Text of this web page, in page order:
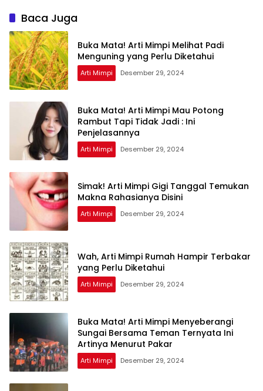
Baca Juga
Buka Mata! Arti Mimpi Melihat Padi
Menguning yang Perlu Diketahui
Arti Mimpi Desember 29, 2024
Buka Mata! Arti Mimpi Mau Potong
Rambut Tapi Tidak Jadi : Ini
Penjelasannya
Arti Mimpi Desember 29, 2024
Simak! Arti Mimpi Gigi Tanggal Temukan
Makna Rahasianya Disini
Arti Mimpi Desember 29, 2024
Wah, Arti Mimpi Rumah Hampir Terbakar
yang Perlu Diketahui
Arti Mimpi Desember 29, 2024
Buka Mata! Arti Mimpi Menyeberangi
Sungai Bersama Teman Ternyata Ini
Artinya Menurut Pakar
Arti Mimpi Desember 29, 2024